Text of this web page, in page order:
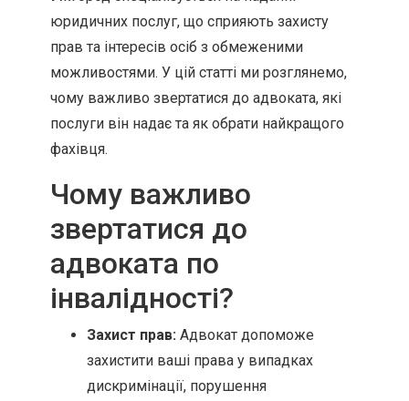
юридичних послуг, що сприяють захисту
прав та інтересів осіб з обмеженими
можливостями. У цій статті ми розглянемо,
чому важливо звертатися до адвоката, які
послуги він надає та як обрати найкращого
фахівця.
Чому важливо
звертатися до
адвоката по
інвалідності?
Захист прав: Адвокат допоможе
захистити ваші права у випадках
дискримінації, порушення